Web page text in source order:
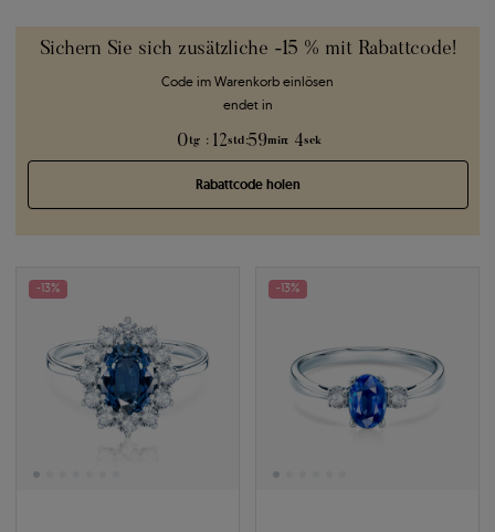
Sichern Sie sich zusätzliche -15 % mit Rabattcode!
Code im Warenkorb einlösen
endet in
0 tg : 12std :59min: 3sek
Rabattcode holen
-13% -13%